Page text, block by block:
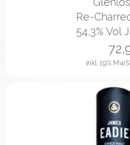
Re-
54,3% Vol
inkl. 19%